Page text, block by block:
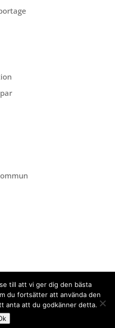
till att vi ger dig den bästa
du fortsätter att använda den
anta att du godkänner detta.